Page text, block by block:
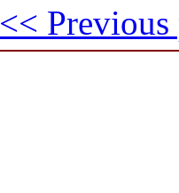
<< Previous